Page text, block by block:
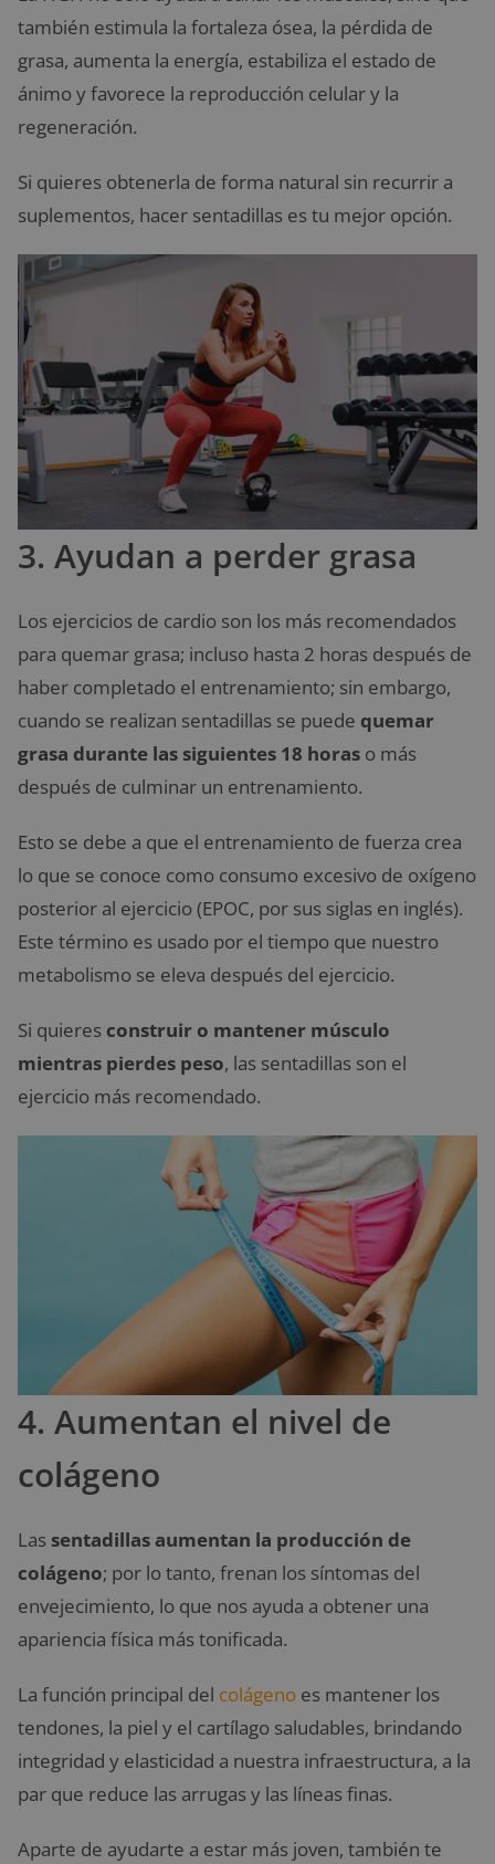
también estimula la fortaleza ósea, la pérdida de
grasa, aumenta la energía, estabiliza el estado de
ánimo y favorece la reproducción celular y la
regeneración.
Si quieres obtenerla de forma natural sin recurrir a
suplementos, hacer sentadillas es tu mejor opción.
3. Ayudan a perder grasa
Los ejercicios de cardio son los más recomendados
para quemar grasa; incluso hasta 2 horas después de
haber completado el entrenamiento; sin embargo,
cuando se realizan sentadillas se puede quemar
grasa durante las siguientes 18 horas o más
después de culminar un entrenamiento.
Esto se debe a que el entrenamiento de fuerza crea
lo que se conoce como consumo excesivo de oxígeno
posterior al ejercicio (EPOC, por sus siglas en inglés).
Este término es usado por el tiempo que nuestro
metabolismo se eleva después del ejercicio.
Si quieres construir o mantener músculo
mientras pierdes peso, las sentadillas son el
ejercicio más recomendado.
4. Aumentan el nivel de
colágeno
Las sentadillas aumentan la producción de
colágeno; por lo tanto, frenan los síntomas del
envejecimiento, lo que nos ayuda a obtener una
apariencia física más tonificada.
La función principal del colágeno es mantener los
tendones, la piel y el cartílago saludables, brindando
integridad y elasticidad a nuestra infraestructura, a la
par que reduce las arrugas y las líneas finas.
Aparte de ayudarte a estar más joven, también te